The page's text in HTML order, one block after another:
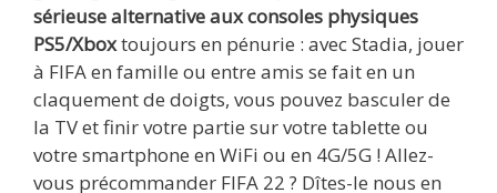
sérieuse alternative aux consoles physiques
PS5/Xboxtoujours en pénurie : avec Stadia, jouer
à FIFA en famille ou entre amis se fait en un
claquement de doigts, vous pouvez basculer de
la TV et finir votre partie sur votre tablette ou
votre smartphone en WiFi ou en 4G/5G ! Allez-
vous précommander FIFA 22 ? Dîtes-le nous en